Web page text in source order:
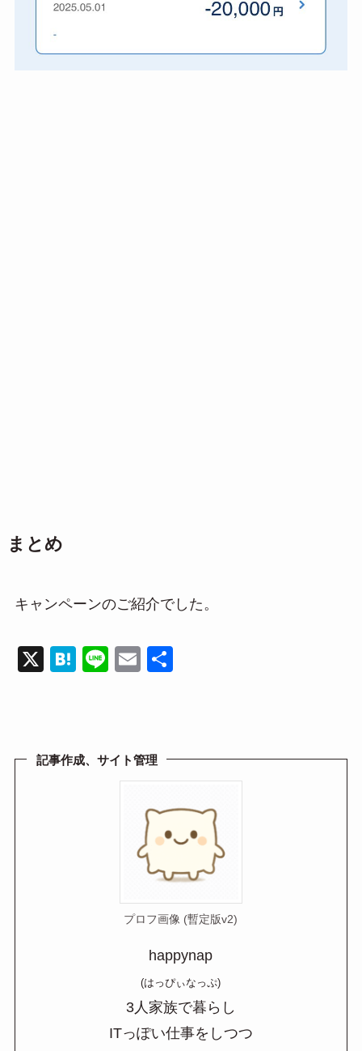
まとめ
キャンペーンのご紹介でした。
X
H
a
Li
E
記事作成、サイト管理
プロフ画像 (暫定版v2)
happynap
(はっぴぃなっぷ)
3人家族で暮らし
ITっぽい仕事をしつつ